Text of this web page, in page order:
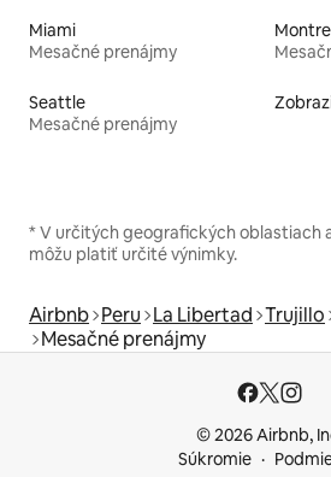
Miami
Mesačné prenájmy
Seattle
Mesačné prenájmy
* V určitých geografických oblastiach
môžu platiť určité výnimky.
Airbnb Peru La Libertad Trujillo
Mesačné prenájmy
© 2026 Airbnb,
Súkromie